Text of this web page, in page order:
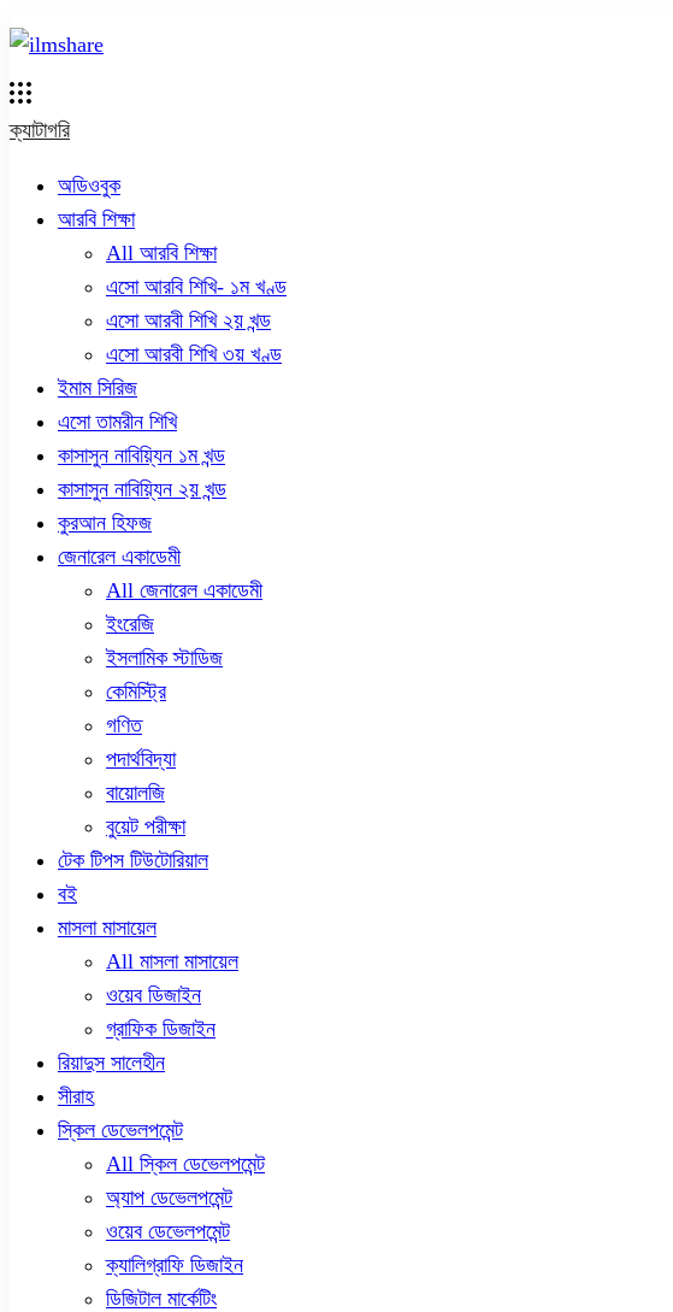
ক্যাটাগরি
অডিওবুক
আরবি শিক্ষা
All আরবি শিক্ষা
এসো আরবি শিখি- ১ম খণ্ড
এসো আরবী শিখি ২য় খন্ড
এসো আরবী শিখি ৩য় খণ্ড
ইমাম সিরিজ
এসো তামরীন শিখি
কাসাসুন নাবিয়্যিন ১ম খন্ড
কাসাসুন নাবিয়্যিন ২য় খন্ড
কুরআন হিফজ
জেনারেল একাডেমী
All জেনারেল একাডেমী
ইংরেজি
ইসলামিক স্টাডিজ
কেমিস্ট্রি
গণিত
পদার্থবিদ্যা
বায়োলজি
বুয়েট পরীক্ষা
টেক টিপস টিউটোরিয়াল
বই
মাসলা মাসায়েল
All মাসলা মাসায়েল
ওয়েব ডিজাইন
গ্রাফিক ডিজাইন
রিয়াদুস সালেহীন
সীরাহ
স্কিল ডেভেলপমেন্ট
All স্কিল ডেভেলপমেন্ট
অ্যাপ ডেভেলপমেন্ট
ওয়েব ডেভেলপমেন্ট
ক্যালিগ্রাফি ডিজাইন
ডিজিটাল মার্কেটিং